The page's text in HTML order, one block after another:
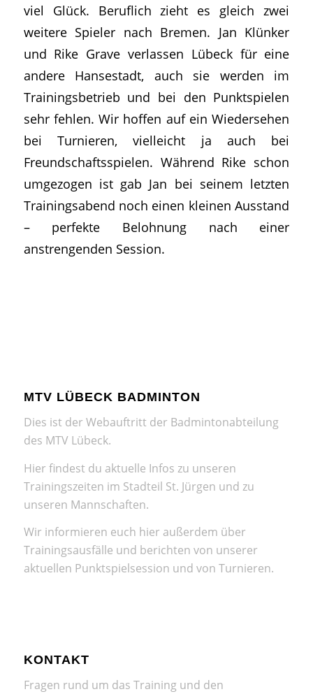
viel Glück. Beruflich zieht es gleich zwei
weitere Spieler nach Bremen. Jan Klünker
und Rike Grave verlassen Lübeck für eine
andere Hansestadt, auch sie werden im
Trainingsbetrieb und bei den Punktspielen
sehr fehlen. Wir hoffen auf ein Wiedersehen
bei Turnieren, vielleicht ja auch bei
Freundschaftsspielen. Während Rike schon
umgezogen ist gab Jan bei seinem letzten
Trainingsabend noch einen kleinen Ausstand
– perfekte Belohnung nach einer
anstrengenden Session.
MTV LÜBECK BADMINTON
Dies ist der Webauftritt der Badmintonabteilung
des MTV Lübeck.
Hier findest du aktuelle Infos zu unseren
Trainingszeiten im Stadteil St. Jürgen und zu
unseren Mannschaften.
Wir informieren euch hier außerdem über
Trainingsausfälle und berichten von unserer
aktuellen Punktspielsession und von Turnieren.
KONTAKT
Fragen rund um das Training und den